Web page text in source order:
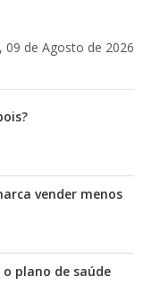
09 de Agosto de 2026
vender menos
plano de saúde